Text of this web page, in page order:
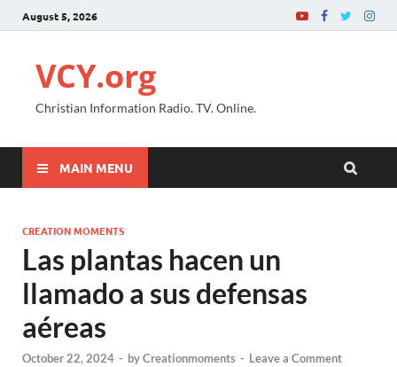
August 5, 2026
VCY.org
Christian Information Radio. TV. Online.
MAIN MENU
CREATION MOMENTS
Las plantas hacen un
llamado a sus defensas
aéreas
October 22, 2024 - byCreationmoments - Leave a Comment